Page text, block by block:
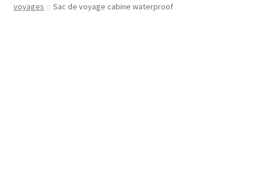
F.A.Q (Foire aux questions )
voyages
Sac de voyage cabine waterproof